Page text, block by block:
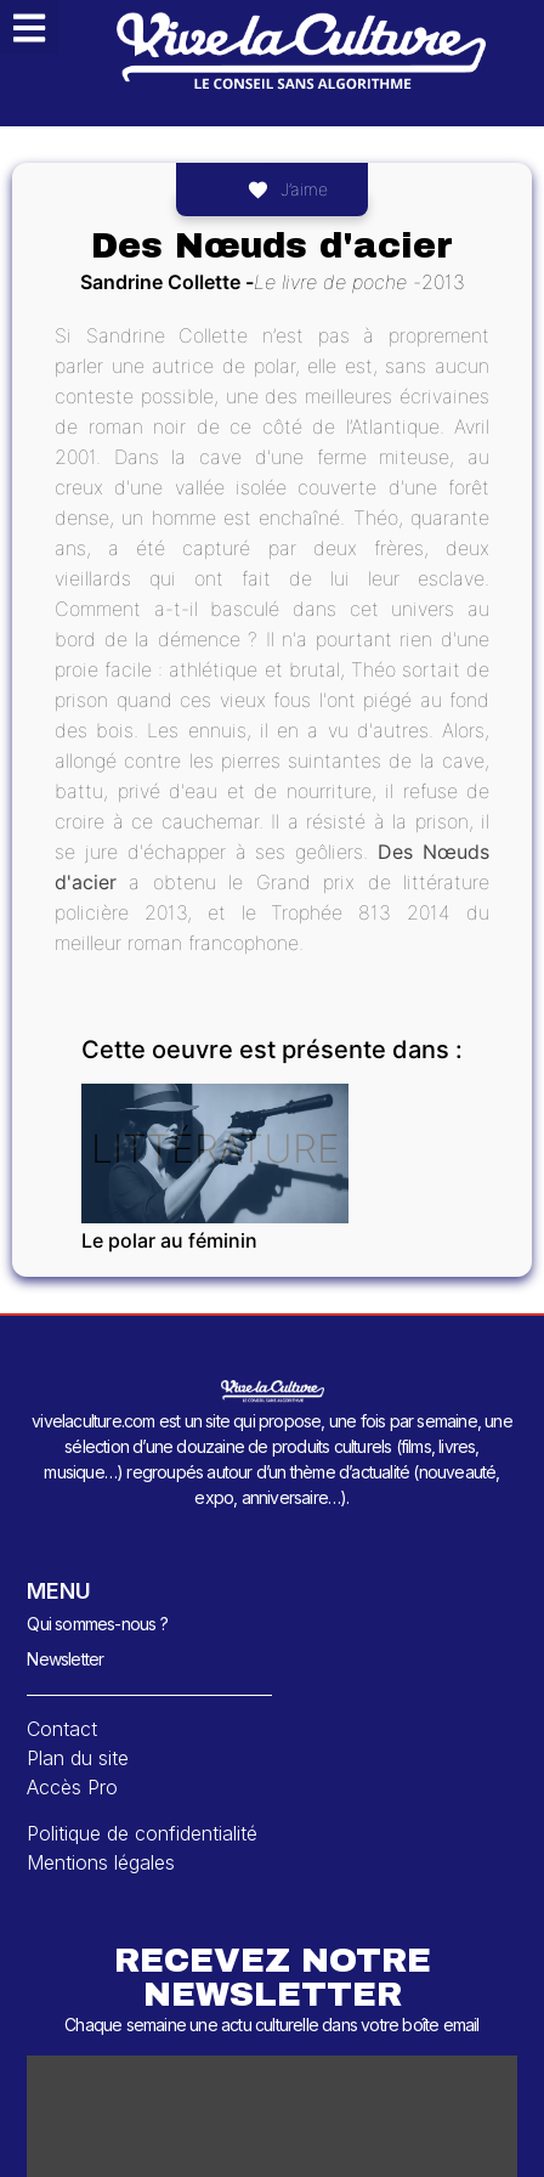
J’aime
Des Nœuds d'acier
Sandrine Collette Le livre de poche 2013
Si Sandrine Collette n’est pas à proprement
parler une autrice de polar, elle est, sans aucun
conteste possible, une des meilleures écrivaines
de roman noir de ce côté de l’Atlantique. Avril
2001. Dans la cave d'une ferme miteuse, au
creux d'une vallée isolée couverte d'une forêt
dense, un homme est enchaîné. Théo, quarante
ans, a été capturé par deux frères, deux
vieillards qui ont fait de lui leur esclave.
Comment a-t-il basculé dans cet univers au
bord de la démence ? Il n'a pourtant rien d'une
proie facile : athlétique et brutal, Théo sortait de
prison quand ces vieux fous l'ont piégé au fond
des bois. Les ennuis, il en a vu d'autres. Alors,
allongé contre les pierres suintantes de la cave,
battu, privé d'eau et de nourriture, il refuse de
croire à ce cauchemar. Il a résisté à la prison, il
se jure d'échapper à ses geôliers. Des Nœuds
d'acier a obtenu le Grand prix de littérature
policière 2013, et le Trophée 813 2014 du
meilleur roman francophone.
Cette oeuvre est présente dans :
LITTÉRATURE
Le polar au féminin
vivelaculture.com est un site qui propose, une fois par semaine, une
sélection d’une douzaine de produits culturels (films, livres,
musique…) regroupés autour d’un thème d’actualité (nouveauté,
expo, anniversaire…).
MENU
Qui sommes-nous ?
Newsletter
Contact
Plan du site
Accès Pro
Politique de confidentialité
Mentions légales
RECEVEZ NOTRE
NEWSLETTER
Chaque semaine une actu culturelle dans votre boîte email